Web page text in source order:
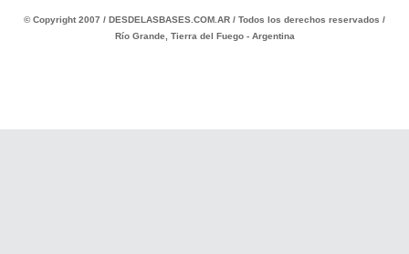
© Copyright 2007 / DESDELASBASES.COM.AR / Todos los derechos reservados /
Río Grande, Tierra del Fuego - Argentina